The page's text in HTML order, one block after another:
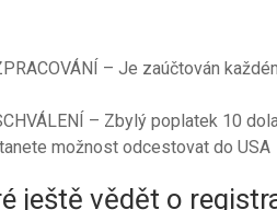
– Je zaúčtován
– Zbylý poplatek 10
možnost odcestovat do USA
ještě vědět o